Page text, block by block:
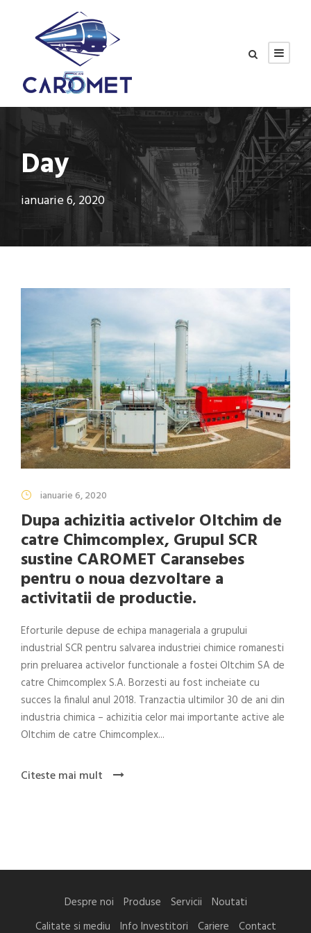
Day
ianuarie 6, 2020
ianuarie 6, 2020
Dupa achizitia activelor Oltchim de
catre Chimcomplex, Grupul SCR
sustine CAROMET Caransebes
pentru o noua dezvoltare a
activitatii de productie.
Eforturile depuse de echipa manageriala a grupului
industrial SCR pentru salvarea industriei chimice romanesti
prin preluarea activelor functionale a fostei Oltchim SA de
catre Chimcomplex S.A. Borzesti au fost incheiate cu
succes la finalul anul 2018. Tranzactia ultimilor 30 de ani din
industria chimica – achizitia celor mai importante active ale
Oltchim de catre Chimcomplex...
Citeste mai mult
Despre noi Produse Servicii
Noutati
Calitate si mediu
Info Investitori Cariere Contact